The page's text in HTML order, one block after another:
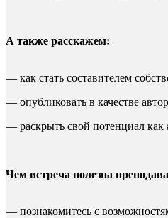
А также расскажем:
— как стать составителем
— опубликовать в качестве
— раскрыть свой потенциал как
Чем встреча полезна
— познакомитесь с